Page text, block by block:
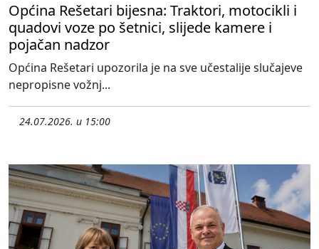
Općina Rešetari bijesna: Traktori, motocikli i
quadovi voze po šetnici, slijede kamere i
pojačan nadzor
Općina Rešetari upozorila je na sve učestalije slučajeve
nepropisne vožnj...
24.07.2026. u 15:00